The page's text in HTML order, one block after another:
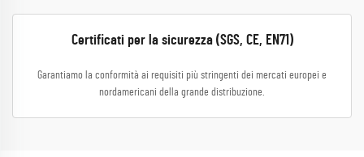
Certificati per la sicurezza (SGS, CE, EN71)
Garantiamo la conformità ai requisiti più stringenti dei mercati europei e
nordamericani della grande distribuzione.